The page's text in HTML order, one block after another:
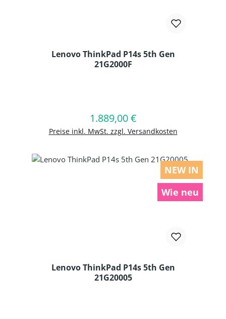
Lenovo ThinkPad P14s 5th Gen
21G2000F
Regulärer Preis:
1.889,00 €
Preise inkl. MwSt. zzgl. Versandkosten
In den Warenkorb
NEW IN
Wie neu
Lenovo ThinkPad P14s 5th Gen
21G20005